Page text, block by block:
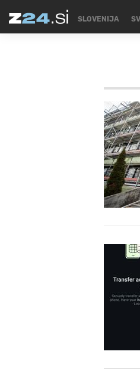
SLOVENIJA